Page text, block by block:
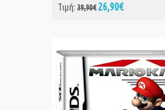
Τιμή: 39,90€26,90€